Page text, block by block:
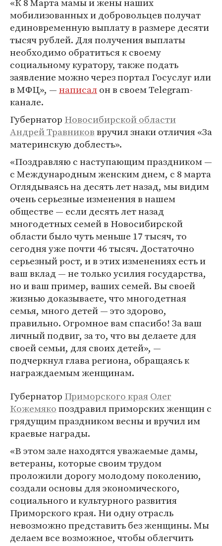
мобилизованных и добровольцев получат
единовременную выплату в размере десяти
тысяч рублей. Для получения выплаты
необходимо обратиться к своему
социальному куратору, также подать
заявление можно через портал Госуслуг или
в МФЦ», —написалон в своем Telegram-
канале.
Губернатор Новосибирской области
Андрей Травниковвручил знаки отличия «За
материнскую доблесть».
«Поздравляю с наступающим праздником —
с Международным женским днем, с 8 марта
Оглядываясь на десять лет назад, мы видим
очень серьезные изменения в нашем
обществе — если десять лет назад
многодетных семей в Новосибирской
области было чуть меньше 17 тысяч, то
сегодня уже почти 46 тысяч. Достаточно
серьезный рост, и в этих изменениях есть и
ваш вклад — не только усилия государства,
но и ваш пример, ваших семей. Вы своей
жизнью доказываете, что многодетная
семья, много детей — это здорово,
правильно. Огромное вам спасибо! За ваш
личный подвиг, за то, что вы делаете для
своей семьи, для своих детей», —
подчеркнул глава региона, обращаясь к
награждаемым женщинам.
Губернатор Приморского края Олег
Кожемякопоздравил приморских женщин с
грядущим праздником весны и вручил им
краевые награды.
«В этом зале находятся уважаемые дамы,
ветераны, которые своим трудом
проложили дорогу молодому поколению,
создали основы для экономического,
социального и культурного развития
Приморского края. Ни одну отрасль
невозможно представить без женщины. Мы
делаем все возможное, чтобы облегчить